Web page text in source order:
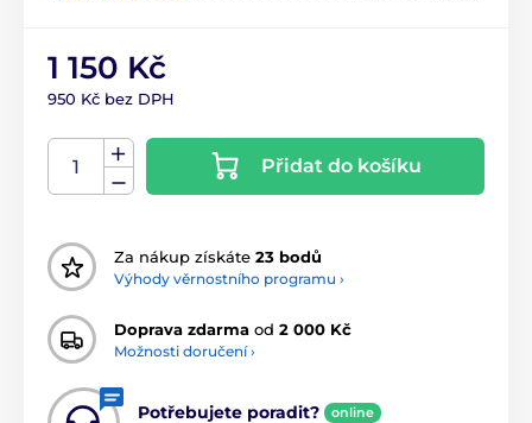
1 150 Kč
950 Kč bez DPH
Přidat do košíku
Za nákup získáte 23 bodů
Výhody věrnostního programu ›
Doprava zdarma od 2 000 Kč
Možnosti doručení ›
Potřebujete poradit? online